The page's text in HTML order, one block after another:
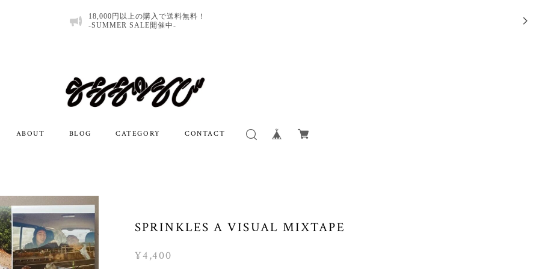
18,000円以上の購入で送料無料！
-SUMMER SALE開催中-
ABOUT BLOG CATEGORY CONTACT
SPRINKLES A VISUAL MIXTAPE
¥4,400